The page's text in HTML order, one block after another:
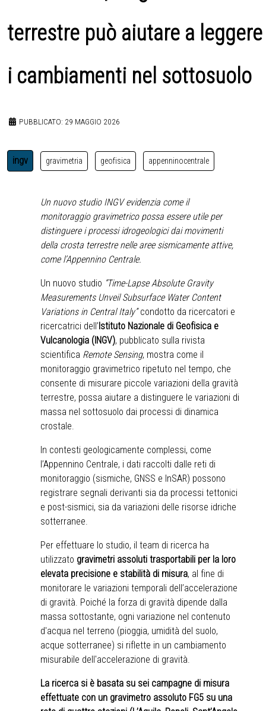
terrestre può aiutare a leggere
i cambiamenti nel sottosuolo
PUBBLICATO: 29 MAGGIO 2026
ingv gravimetria geofisica appenninocentrale
Un nuovo studio INGV evidenzia come il
monitoraggio gravimetrico possa essere utile per
distinguere i processi idrogeologici dai movimenti
della crosta terrestre nelle aree sismicamente attive,
come l’Appennino Centrale.
Un nuovo studio “Time-Lapse Absolute Gravity
Measurements Unveil Subsurface Water Content
Variations in Central Italy”condotto da ricercatori e
ricercatrici dell’Istituto Nazionale di Geofisica e
Vulcanologia (INGV), pubblicato sulla rivista
scientifica Remote Sensing, mostra come il
monitoraggio gravimetrico ripetuto nel tempo, che
consente di misurare piccole variazioni della gravità
terrestre, possa aiutare a distinguere le variazioni di
massa nel sottosuolo dai processi di dinamica
crostale.
In contesti geologicamente complessi, come
l’Appennino Centrale, i dati raccolti dalle reti di
monitoraggio (sismiche, GNSS e InSAR) possono
registrare segnali derivanti sia da processi tettonici
e post-sismici, sia da variazioni delle risorse idriche
sotterranee.
Per effettuare lo studio, il team di ricerca ha
utilizzato gravimetri assoluti trasportabili per la loro
elevata precisione e stabilità di misura, al fine di
monitorare le variazioni temporali dell’accelerazione
di gravità. Poiché la forza di gravità dipende dalla
massa sottostante, ogni variazione nel contenuto
d'acqua nel terreno (pioggia, umidità del suolo,
acque sotterranee) si riflette in un cambiamento
misurabile dell'accelerazione di gravità.
La ricerca si è basata su sei campagne di misura
effettuate con un gravimetro assoluto FG5 su una